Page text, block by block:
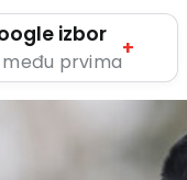
izbor
prvima
+